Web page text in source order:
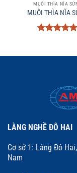
MUÔI THÌA NĨA
MUÔI THÌA NĨA
sao
LÀNG NGHỀ ĐÔ HAI
Cơ sở 1: Làng Đô
Nam